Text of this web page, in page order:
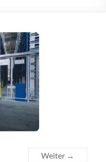
Weiter →